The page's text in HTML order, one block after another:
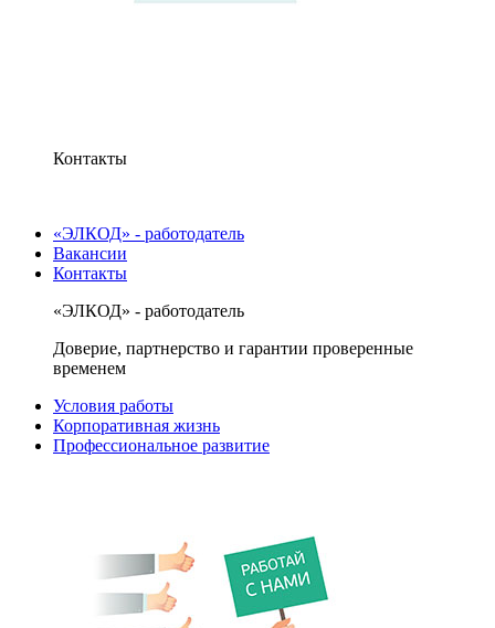
Контакты
«ЭЛКОД» - работодатель
Вакансии
Контакты
«ЭЛКОД» - работодатель
Доверие, партнерство и гарантии проверенные
временем
Условия работы
Корпоративная жизнь
Профессиональное развитие